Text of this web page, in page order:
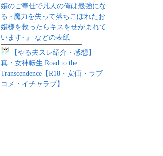
嬢のご奉仕で凡人の俺は最強にな
る ~魔力を失って落ちこぼれたお
嬢様を救ったらキスをせがまれて
います~』 などの表紙
【やる夫スレ紹介・感想】
真・女神転生 Road to the
Transcendence【R18・安価・ラブ
コメ・イチャラブ】